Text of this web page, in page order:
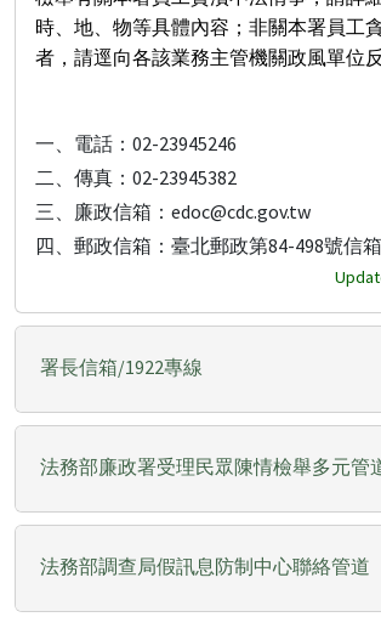
時、地、物等具體內容；非關本署員工
者，請逕向各該業務主管機關政風單位反
一、電話：02-23945246
二、傳真：02-23945382
三、廉政信箱：edoc@cdc.gov.tw
四、郵政信箱：臺北郵政第84-498號信箱
署長信箱/1922專線
法務部廉政署受理民眾陳情檢舉多元管
法務部調查局假訊息防制中心聯絡管道